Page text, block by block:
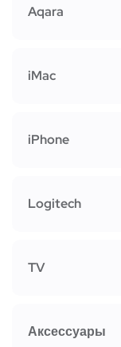
Aqara
iMac
iPhone
Logitech
TV
Аксессуары